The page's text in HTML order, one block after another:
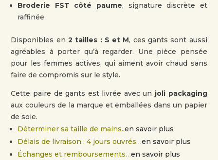
Broderie FST côté paume, signature discrète et
raffinée
Disponibles en 2 tailles : S et M, ces gants sont aussi
agréables à porter qu’à regarder. Une pièce pensée
pour les femmes actives, qui aiment avoir chaud sans
faire de compromis sur le style.
Cette paire de gants est livrée avec un joli packaging
aux couleurs de la marque et emballées dans un papier
de soie.
Déterminer sa taille de mains..en savoir plus
Délais de livraison : 4 jours ouvrés…en savoir plus
Échanges et remboursements…en savoir plus